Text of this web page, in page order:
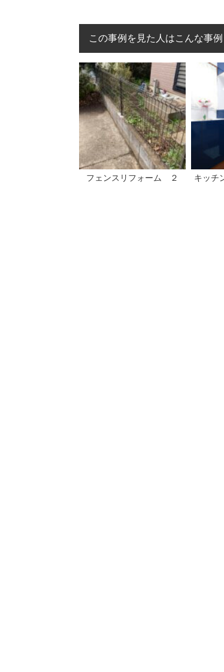
この事例を見た人はこんな事
フェンスリフォーム ２
キッチ